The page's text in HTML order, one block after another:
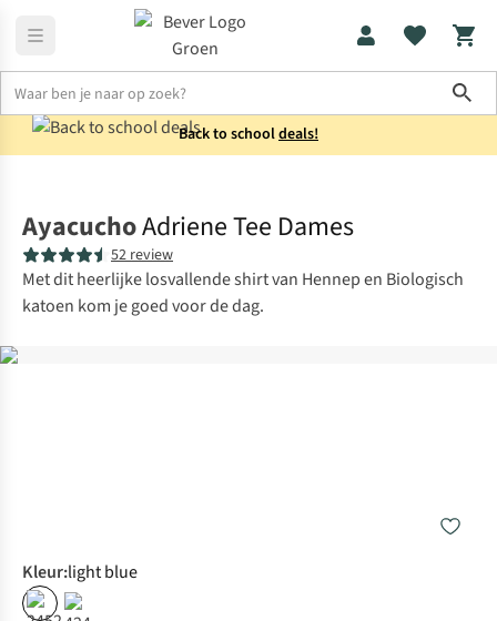
Back to schooldeals!
AyacuchoAdriene Tee Dames
52 review
Met dit heerlijke losvallende shirt van Hennep en Biologisch
katoen kom je goed voor de dag.
Kleur:light blue